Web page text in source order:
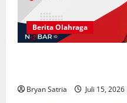
Berita Olahraga
Bryan Satria Juli 15, 2026